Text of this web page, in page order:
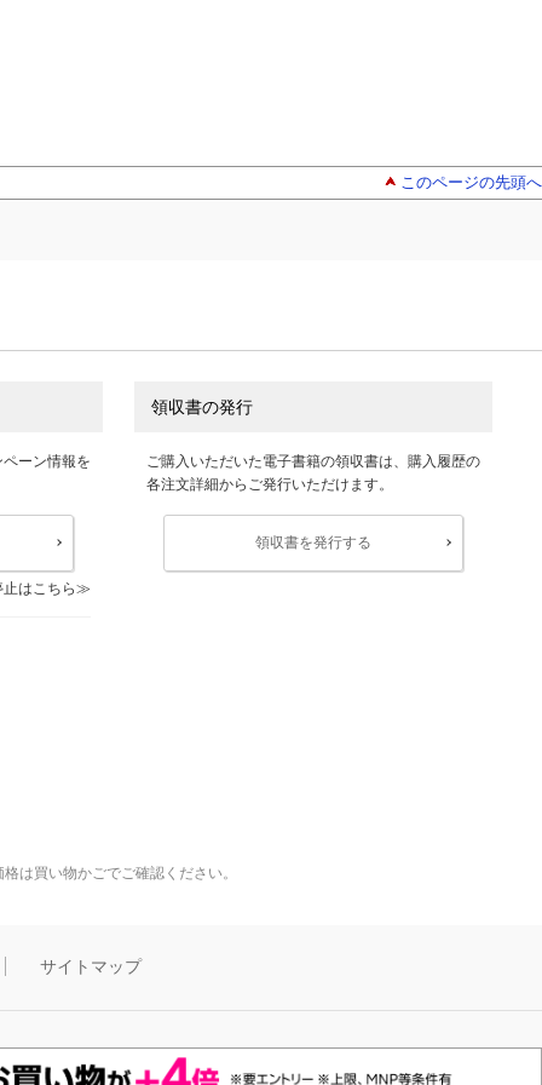
このページの先頭へ
ーン情報を
はこちら
領収書の発行
ご購入いただいた電子書籍の領収書は、購入履歴の
各注文詳細からご発行いただけます。
領収書を発行する
は買い物かごでご確認ください。
サイトマップ